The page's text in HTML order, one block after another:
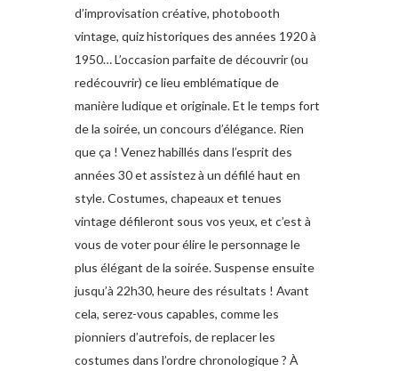
d’improvisation créative, photobooth
vintage, quiz historiques des années 1920 à
1950… L’occasion parfaite de découvrir (ou
redécouvrir) ce lieu emblématique de
manière ludique et originale. Et le temps fort
de la soirée, un concours d’élégance. Rien
que ça ! Venez habillés dans l’esprit des
années 30 et assistez à un défilé haut en
style. Costumes, chapeaux et tenues
vintage défileront sous vos yeux, et c’est à
vous de voter pour élire le personnage le
plus élégant de la soirée. Suspense ensuite
jusqu’à 22h30, heure des résultats ! Avant
cela, serez-vous capables, comme les
pionniers d’autrefois, de replacer les
costumes dans l’ordre chronologique ? À